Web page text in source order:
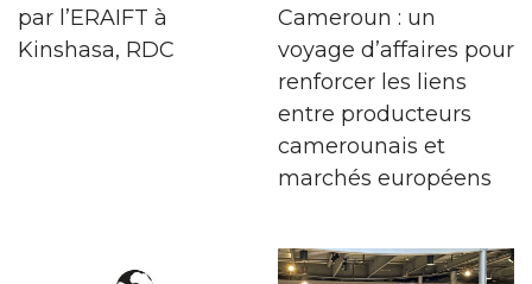
par l’ERAIFT à
Kinshasa, RDC
Cameroun : un
voyage d’affaires pour
renforcer les liens
entre producteurs
camerounais et
marchés européens